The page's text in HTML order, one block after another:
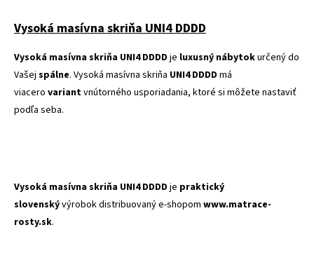
Vysoká masívna skriňa UNI4 DDDD
Vysoká masívna skriňa UNI4 DDDD je luxusný nábytokurčený do
Vašej spálne. Vysoká masívna skriňa UNI4 DDDD má
viacero variantvnútorného usporiadania, ktoré si môžete nastaviť
podľa seba.
Vysoká masívna skriňa UNI4 DDDD je praktický
slovenskývýrobok distribuovaný e-shopom www.matrace-
rosty.sk.